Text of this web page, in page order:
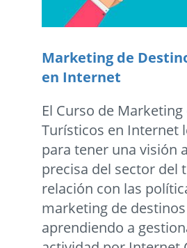
Marketing de
en Internet
El Curso de
Turísticos en Internet
para tener una visión
precisa del sector del
relación con las
marketing de
aprendiendo a